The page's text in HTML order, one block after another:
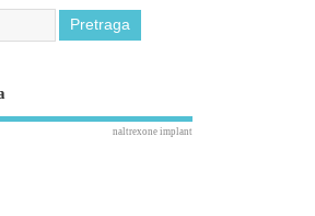
naltrexone implant